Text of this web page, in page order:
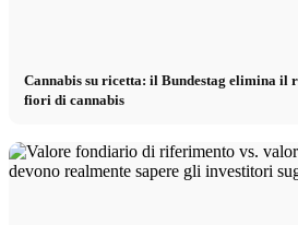
Cannabis su ricetta: il Bundestag elimina il
fiori di cannabis